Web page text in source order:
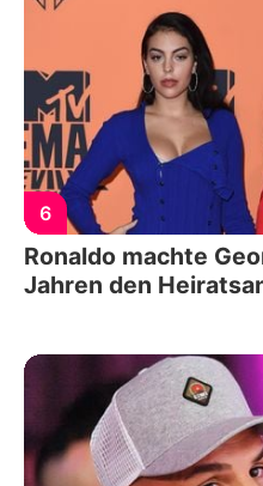
6
Ronaldo machte
Jahren den